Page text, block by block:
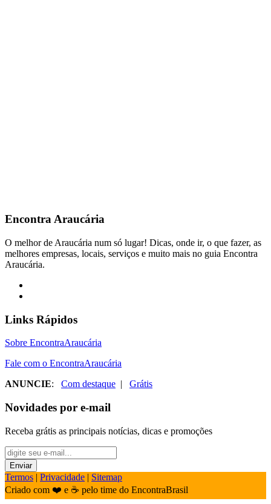
EncontraAraucária
O melhor de Araucária num só lugar! Dicas, onde ir, o que fazer, as
melhores empresas, locais, serviços e muito mais no guia Encontra
Araucária.
Links Rápidos
Sobre EncontraAraucária
Fale com o EncontraAraucária
ANUNCIE: Com destaque | Grátis
Novidades por e-mail
Receba grátis as principais notícias, dicas e promoções
Termos | Privacidade | Sitemap
Criado com ❤️ e ☕ pelo time do EncontraBrasil